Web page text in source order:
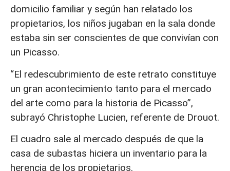
domicilio familiar y según han relatado los
propietarios, los niños jugaban en la sala donde
estaba sin ser conscientes de que convivían con
un Picasso.
“El redescubrimiento de este retrato constituye
un gran acontecimiento tanto para el mercado
del arte como para la historia de Picasso”,
subrayó Christophe Lucien, referente de Drouot.
El cuadro sale al mercado después de que la
casa de subastas hiciera un inventario para la
herencia de los propietarios.